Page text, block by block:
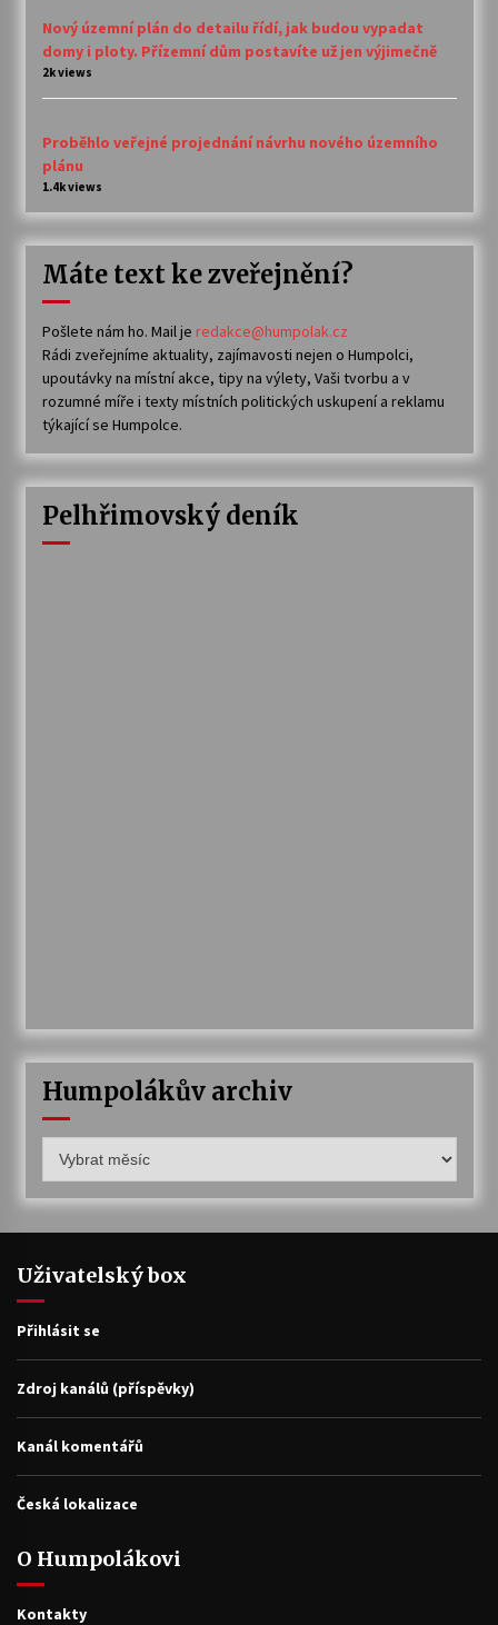
Nový územní plán do detailu řídí, jak budou vypadat
domy i ploty. Přízemní dům postavíte už jen výjimečně
2k views
Proběhlo veřejné projednání návrhu nového územního
plánu
1.4k views
Máte text ke zveřejnění?
Pošlete nám ho. Mail je redakce@humpolak.cz
Rádi zveřejníme aktuality, zajímavosti nejen o Humpolci,
upoutávky na místní akce, tipy na výlety, Vaši tvorbu a v
rozumné míře i texty místních politických uskupení a reklamu
týkající se Humpolce.
Pelhřimovský deník
Humpolákův archiv
archiv
Uživatelský box
Přihlásit se
Zdroj kanálů (příspěvky)
Kanál komentářů
Česká lokalizace
O Humpolákovi
Kontakty